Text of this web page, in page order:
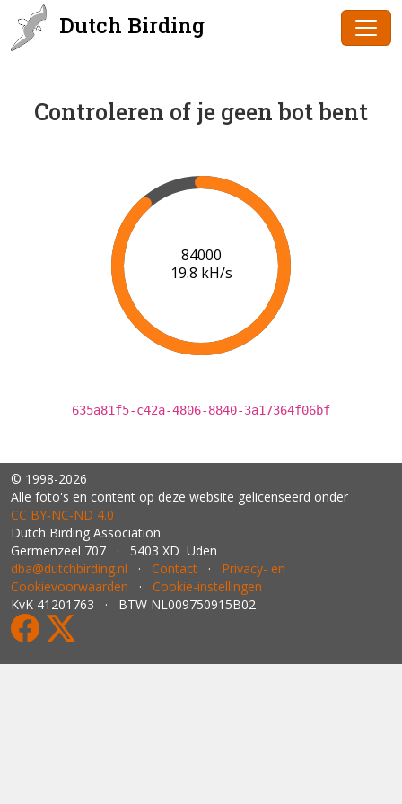
Dutch Birding
Controleren of je geen bot bent
86000
19.9 kH/s
635a81f5-c42a-4806-8840-3a17364f06bf
© 1998-2026
Alle foto's en content op deze website gelicenseerd onder
CC BY‑NC‑ND 4.0
Dutch Birding Association
Germenzeel 707 · 5403 XD Uden
dba@dutchbirding.nl · Contact · Privacy- en
Cookievoorwaarden · Cookie-instellingen
KvK 41201763 · BTW NL009750915B02